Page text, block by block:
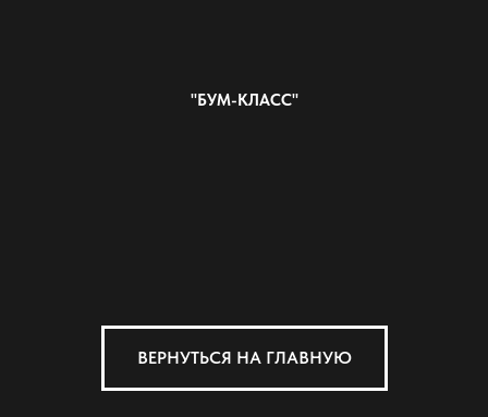
"БУМ-КЛАСС"
ВЕРНУТЬСЯ НА ГЛАВНУЮ